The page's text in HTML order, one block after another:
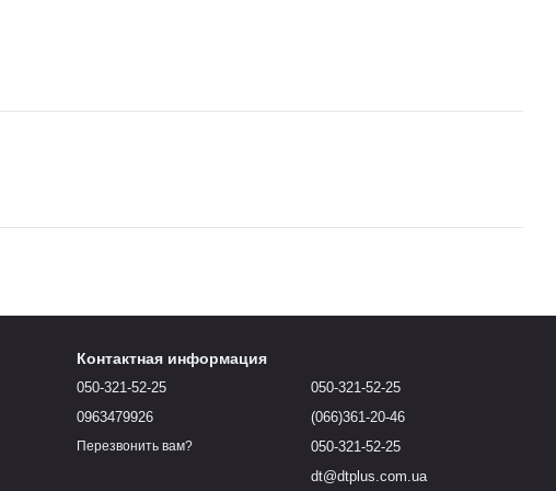
Контактная информация
050-321-52-25
0963479926
Перезвонить вам?
050-321-52-25
(066)361-20-46
050-321-52-25
dt@dtplus.com.ua